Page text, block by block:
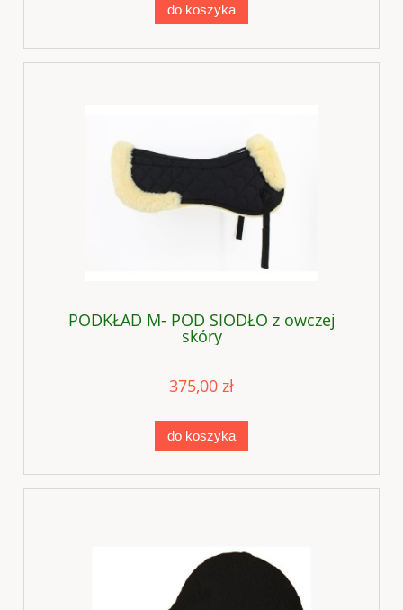
do koszyka
PODKŁAD M- POD SIODŁO z owczej
skóry
375,00 zł
do koszyka